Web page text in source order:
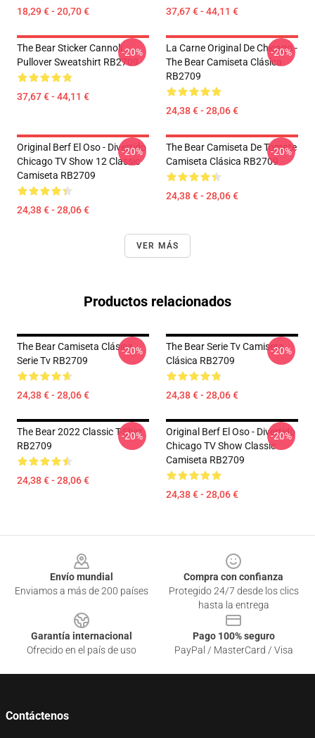
18,29 € - 20,70 € 37,67 € - 44,11 €
The Bear Sticker Cannoli
Pullover Sweatshirt RB2709
37,67 € - 44,11 €
-20%
La Carne Original De Chicago -
The Bear Camiseta Clásica
RB2709
24,38 € - 28,06 €
-20%
Original Berf El Oso - Divertido
Chicago TV Show 12 Classic
Camiseta RB2709
24,38 € - 28,06 €
-20%
The Bear Camiseta De Tomate
Camiseta Clásica RB2709
24,38 € - 28,06 €
-20%
VER MÁS
Productos relacionados
The Bear Camiseta Clásica
Serie Tv RB2709
24,38 € - 28,06 €
-20%
The Bear Serie Tv Camiseta
Clásica RB2709
24,38 € - 28,06 €
-20%
The Bear 2022 Classic T-Shirt
RB2709
24,38 € - 28,06 €
-20%
Original Berf El Oso - Divertido
Chicago TV Show Classic
Camiseta RB2709
24,38 € - 28,06 €
-20%
Envío mundial
Enviamos a más de 200 países
Compra con confianza
Protegido 24/7 desde los clics
hasta la entrega
Garantía internacional
Ofrecido en el país de uso
Pago 100% seguro
PayPal / MasterCard / Visa
Contáctenos